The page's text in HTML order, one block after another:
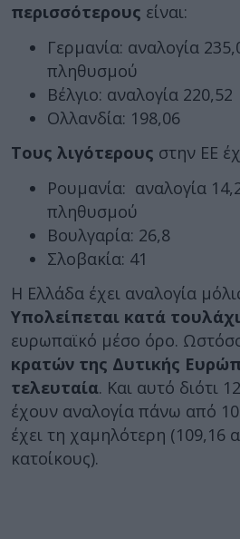
περισσότερους είναι:
Γερμανία: αναλογία
πληθυσμού
Βέλγιο: αναλογία 220,52
Ολλανδία: 198,06
Τους λιγότερους στην ΕΕ
Ρουμανία: αναλογία
πληθυσμού
Βουλγαρία: 26,8
Σλοβακία: 41
Η Ελλάδα έχει αναλογία
Υπολείπεται κατά
ευρωπαϊκό μέσο όρο.
κρατών της Δυτικής
τελευταία. Και αυτό διότι
έχουν αναλογία πάνω από
έχει τη χαμηλότερη (109,16
κατοίκους).